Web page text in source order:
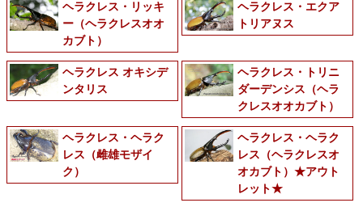
ヘラクレス・リッキ
ー（ヘラクレスオオ
カブト）
ヘラクレス・エクア
トリアヌス
ヘラクレス オキシデ
ンタリス
ヘラクレス・トリニ
ダーデンシス（ヘラ
クレスオオカブト）
ヘラクレス・ヘラク
レス（雌雄モザイ
ク）
ヘラクレス・ヘラク
レス（ヘラクレスオ
オカブト）★アウト
レット★